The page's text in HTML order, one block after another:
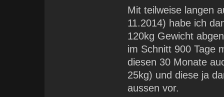
Mit teilweise langen
11.2014) habe ich
120kg Gewicht
im Schnitt 900 Tage
diesen 30 Monate
25kg) und diese ja
aussen vor.